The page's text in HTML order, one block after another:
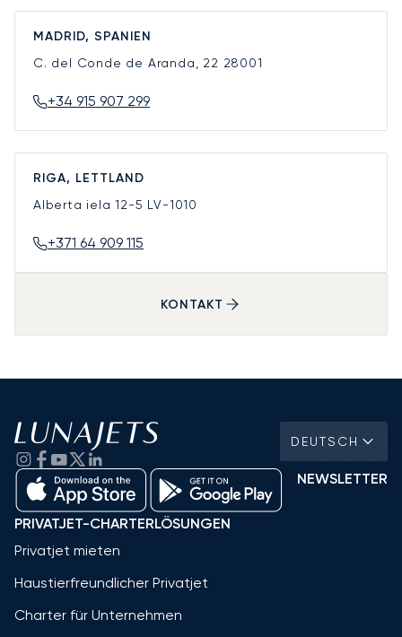
MADRID, SPANIEN
C. del Conde de Aranda, 22 28001
+34 915 907 299
RIGA, LETTLAND
Alberta iela 12-5 LV-1010
+371 64 909 115
KONTAKT
DEUTSCH
NEWSLETTER
PRIVATJET-CHARTERLÖSUNGEN
Privatjet mieten
Haustierfreundlicher Privatjet
Charter für Unternehmen